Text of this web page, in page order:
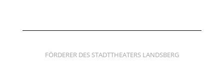
FÖRDERER DES STADTTHEATERS LANDSBERG